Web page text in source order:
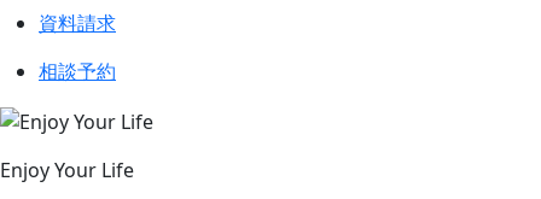
資料請求
相談予約
Enjoy Your Life